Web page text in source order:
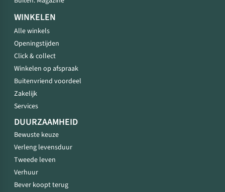
WINKELEN
Alle winkels
Openingstijden
Click & collect
Winkelen op afspraak
Buitenvriend voordeel
Zakelijk
Services
DUURZAAMHEID
Bewuste keuze
Verleng levensduur
Tweede leven
Verhuur
Bever koopt terug